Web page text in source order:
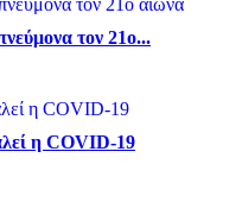
τον 21ο...
η COVID-19